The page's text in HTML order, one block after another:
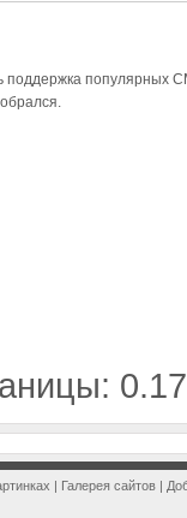
поддержка
| Галерея сайтов |